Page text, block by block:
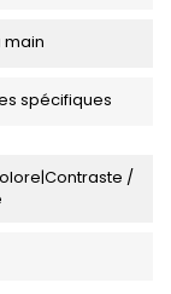
main
spécifiques
/